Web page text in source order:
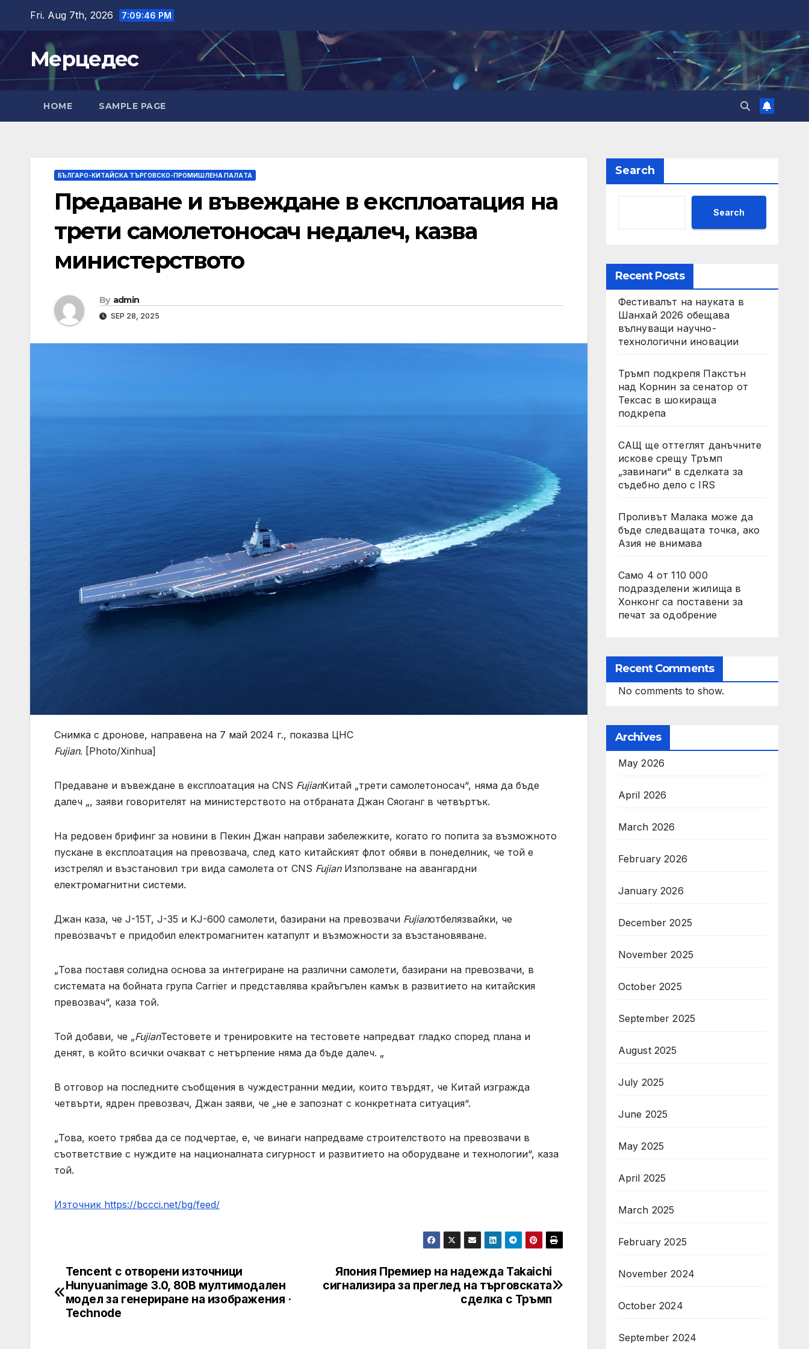
content
Fri. Aug 7th, 2026 7:09:47 PM
Мерцедес
HOME SAMPLE PAGE
БЪЛГАРО-КИТАЙСКА ТЪРГОВСКО-ПРОМИШЛЕНА ПАЛAТА
Предаване и въвеждане в експлоатация на
трети самолетоносач недалеч, казва
министерството
By admin
SEP 28, 2025
Снимка с дронове, направена на 7 май 2024 г., показва ЦНС
Fujian. [Photo/Xinhua]
Предаване и въвеждане в експлоатация на CNS FujianКитай „трети самолетоносач“, няма да бъде
далеч „, заяви говорителят на министерството на отбраната Джан Сяоганг в четвъртък.
На редовен брифинг за новини в Пекин Джан направи забележките, когато го попита за възможното
пускане в експлоатация на превозвача, след като китайският флот обяви в понеделник, че той е
изстрелял и възстановил три вида самолета от CNS FujianИзползване на авангардни
електромагнитни системи.
Джан каза, че J-15T, J-35 и KJ-600 самолети, базирани на превозвачи Fujianотбелязвайки, че
превозвачът е придобил електромагнитен катапулт и възможности за възстановяване.
„Това поставя солидна основа за интегриране на различни самолети, базирани на превозвачи, в
системата на бойната група Carrier и представлява крайъгълен камък в развитието на китайския
превозвач“, каза той.
Той добави, че „FujianТестовете и тренировките на тестовете напредват гладко според плана и
денят, в който всички очакват с нетърпение няма да бъде далеч. „
В отговор на последните съобщения в чуждестранни медии, които твърдят, че Китай изгражда
четвърти, ядрен превозвач, Джан заяви, че „не е запознат с конкретната ситуация“.
„Това, което трябва да се подчертае, е, че винаги напредваме строителството на превозвачи в
съответствие с нуждите на националната сигурност и развитието на оборудване и технологии“, каза
той.
Източник https://bccci.net/bg/feed/
Post
navigation
Япония Премиер на надежда Takaichi
сигнализира за преглед на търговската
сделка с Тръмп
Tencent с отворени източници
Hunyuanimage 3.0, 80B мултимодален
модел за генериране на изображения ·
Technode
Search
Search
Recent Posts
Фестивалът на науката в
Шанхай 2026 обещава
вълнуващи научно-
технологични иновации
Тръмп подкрепя Пакстън
над Корнин за сенатор от
Тексас в шокираща
подкрепа
САЩ ще оттеглят данъчните
искове срещу Тръмп
„завинаги“ в сделката за
съдебно дело с IRS
Проливът Малака може да
бъде следващата точка, ако
Азия не внимава
Само 4 от 110 000
подразделени жилища в
Хонконг са поставени за
печат за одобрение
Recent Comments
No comments to show.
Archives
May 2026
April 2026
March 2026
February 2026
January 2026
December 2025
November 2025
October 2025
September 2025
August 2025
July 2025
June 2025
May 2025
April 2025
March 2025
February 2025
November 2024
October 2024
September 2024